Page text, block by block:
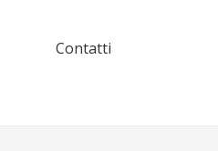
Contatti